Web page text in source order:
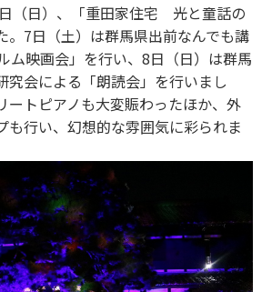
（日）、「重田家住宅 光と童話の
。7日（土）は群馬県出前なんでも講
ム映画会」を行い、8日（日）は群馬
会による「朗読会」を行いまし
ートピアノも大変賑わったほか、外
も行い、幻想的な雰囲気に彩られま